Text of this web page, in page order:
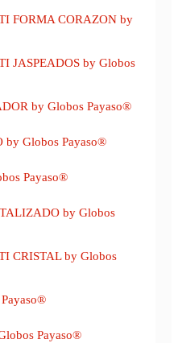
FORMA CORAZON by
JASPEADOS by Globos
by Globos Payaso®
Globos Payaso®
Payaso®
by Globos
CRISTAL by Globos
Payaso®